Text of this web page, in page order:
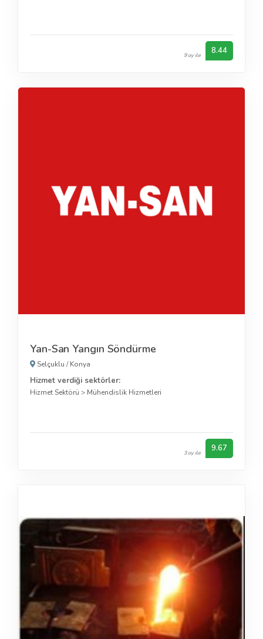
9 oy ile 8.44
Yan-San Yangın Söndürme
Selçuklu /Konya
Hizmet verdiği sektörler:
Hizmet Sektörü > Mühendislik Hizmetleri
3 oy ile 9.67